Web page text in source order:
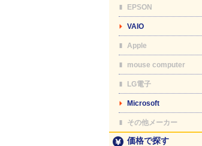
EPSON
VAIO
Apple
mouse computer
LG電子
Microsoft
その他メーカー
価格で探す